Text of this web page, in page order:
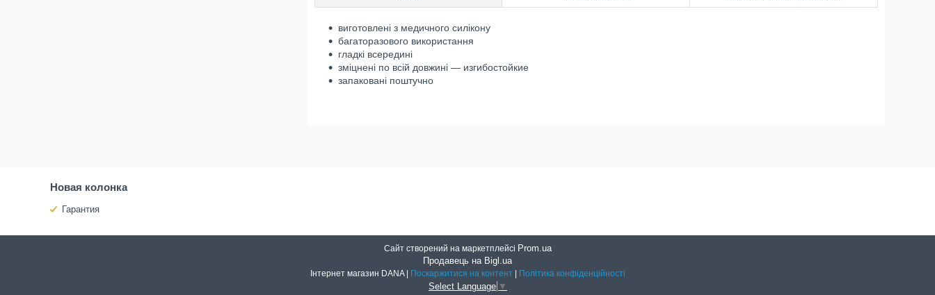
виготовлені з медичного силікону
багаторазового використання
гладкі всередині
зміцнені по всій довжині — изгибостойкие
запаковані поштучно
Новая колонка
Гарантия
Сайт створений на маркетплейсі Prom.ua
Продавець на Bigl.ua
Поскаржитися на контент Політика конфіденційності
Select Language ▼